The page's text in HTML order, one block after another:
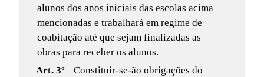
alunos dos anos iniciais das escolas acima
mencionadas e trabalhará em regime de
coabitação até que sejam finalizadas as
obras para receber os alunos.
Art. 3º– Constituir-se-ão obrigações do